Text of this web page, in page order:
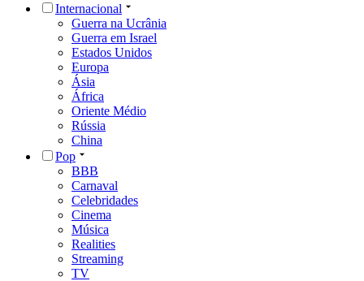
Internacional
Guerra na Ucrânia
Guerra em Israel
Estados Unidos
Europa
Ásia
África
Oriente Médio
Rússia
China
Pop
BBB
Carnaval
Celebridades
Cinema
Música
Realities
Streaming
TV